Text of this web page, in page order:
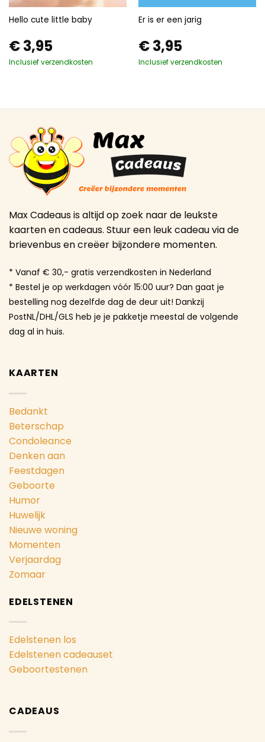
Hello cute little baby
€3,95
Inclusief verzendkosten
Er is er een jarig
€3,95
Inclusief verzendkosten
Max Cadeaus is altijd op zoek naar de leukste
kaarten en cadeaus. Stuur een leuk cadeau via de
brievenbus en creëer bijzondere momenten.
* Vanaf € 30,- gratis verzendkosten in Nederland
* Bestel je op werkdagen vóór 15:00 uur? Dan gaat je
bestelling nog dezelfde dag de deur uit! Dankzij
PostNL/DHL/GLS heb je je pakketje meestal de volgende
dag al in huis.
KAARTEN
Bedankt
Beterschap
Condoleance
Denken aan
Feestdagen
Geboorte
Humor
Huwelijk
Nieuwe woning
Momenten
Verjaardag
Zomaar
EDELSTENEN
Edelstenen los
Edelstenen cadeauset
Geboortestenen
CADEAUS